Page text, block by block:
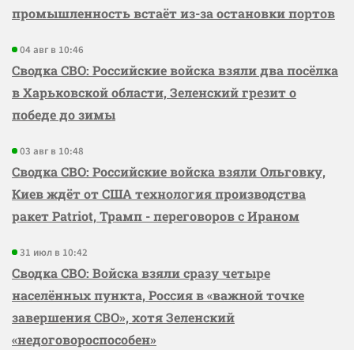
промышленность встаёт из-за остановки портов
04 авг в 10:46
Сводка СВО: Российские войска взяли два посёлка
в Харьковской области, Зеленский грезит о
победе до зимы
03 авг в 10:48
Сводка СВО: Российские войска взяли Ольговку,
Киев ждёт от США технология производства
ракет Patriot, Трамп - переговоров с Ираном
31 июл в 10:42
Сводка СВО: Войска взяли сразу четыре
населённых пункта, Россия в «важной точке
завершения СВО», хотя Зеленский
«недоговороспособен»